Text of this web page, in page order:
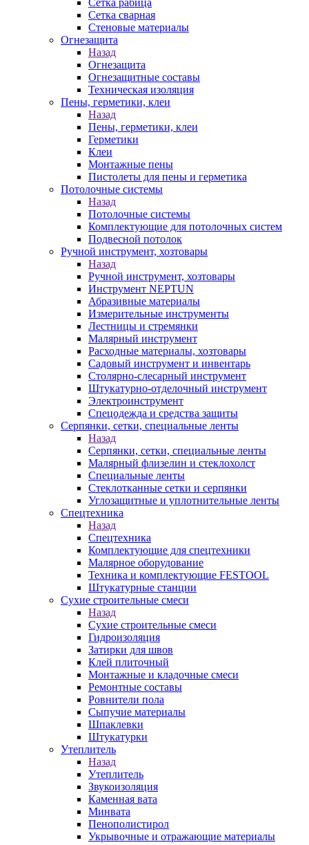
Сетка сварная
Стеновые материалы
Огнезащита
Назад
Огнезащита
Огнезащитные составы
Техническая изоляция
Пены, герметики, клеи
Назад
Пены, герметики, клеи
Герметики
Клеи
Монтажные пены
Пистолеты для пены и герметика
Потолочные системы
Назад
Потолочные системы
Комплектующие для потолочных систем
Подвесной потолок
Ручной инструмент, хозтовары
Назад
Ручной инструмент, хозтовары
Инструмент NEPTUN
Абразивные материалы
Измерительные инструменты
Лестницы и стремянки
Малярный инструмент
Расходные материалы, хозтовары
Садовый инструмент и инвентарь
Столярно-слесарный инструмент
Штукатурно-отделочный инструмент
Электроинструмент
Спецодежда и средства защиты
Серпянки, сетки, специальные ленты
Назад
Серпянки, сетки, специальные ленты
Малярный флизелин и стеклохолст
Специальные ленты
Стеклотканные сетки и серпянки
Углозащитные и уплотнительные ленты
Спецтехника
Назад
Спецтехника
Комплектующие для спецтехники
Малярное оборудование
Техника и комплектующие FESTOOL
Штукатурные станции
Сухие строительные смеси
Назад
Сухие строительные смеси
Гидроизоляция
Затирки для швов
Клей плиточный
Монтажные и кладочные смеси
Ремонтные составы
Ровнители пола
Сыпучие материалы
Шпаклевки
Штукатурки
Утеплитель
Назад
Утеплитель
Звукоизоляция
Каменная вата
Минвата
Пенополистирол
Укрывочные и отражающие материалы